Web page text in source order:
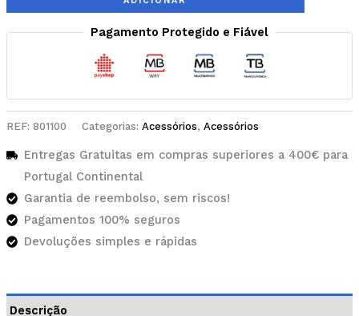
Pagamento Protegido e Fiável
REF: 801100 Categorias: Acessórios, Acessórios
Entregas Gratuitas em compras superiores a 400€ para
Portugal Continental
Garantia de reembolso, sem riscos!
Pagamentos 100% seguros
Devoluções simples e rápidas
Descrição